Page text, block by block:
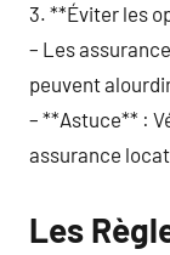
3. **Éviter les
– Les
peuvent
– **Astuce** :
assurance
Les